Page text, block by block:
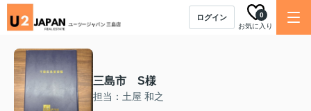
ログイン
お気に入り
0
三島市 S様
担当：土屋 和之